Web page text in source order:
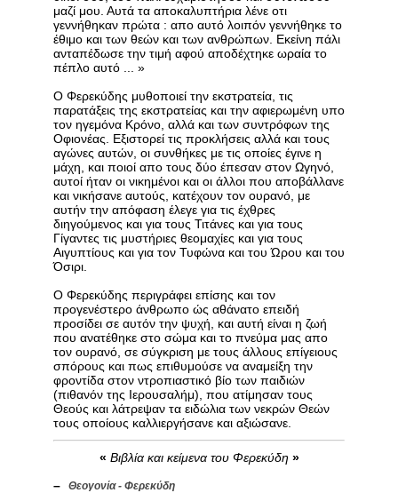
μαζί μου. Αυτά τα αποκαλυπτήρια λένε οτι
γεννήθηκαν πρώτα : απο αυτό λοιπόν γεννήθηκε το
έθιμο και των θεών και των ανθρώπων. Εκείνη πάλι
ανταπέδωσε την τιμή αφού αποδέχτηκε ωραία το
πέπλο αυτό ... »
Ο Φερεκύδης μυθοποιεί την εκστρατεία, τις
παρατάξεις της εκστρατείας και την αφιερωμένη υπο
τον ηγεμόνα Κρόνο, αλλά και των συντρόφων της
Οφιονέας. Εξιστορεί τις προκλήσεις αλλά και τους
αγώνες αυτών, οι συνθήκες με τις οποίες έγινε η
μάχη, και ποιοί απο τους δύο έπεσαν στον Ωγηνό,
αυτοί ήταν οι νικημένοι και οι άλλοι που αποβάλλανε
και νικήσανε αυτούς, κατέχουν τον ουρανό, με
αυτήν την απόφαση έλεγε για τις έχθρες
διηγούμενος και για τους Τιτάνες και για τους
Γίγαντες τις μυστήριες θεομαχίες και για τους
Αιγυπτίους και για τον Τυφώνα και του Ώρου και του
Όσιρι.
Ο Φερεκύδης περιγράφει επίσης και τον
προγενέστερο άνθρωπο ώς αθάνατο επειδή
προσίδει σε αυτόν την ψυχή, και αυτή είναι η ζωή
που ανατέθηκε στο σώμα και το πνεύμα μας απο
τον ουρανό, σε σύγκριση με τους άλλους επίγειους
σπόρους και πως επιθυμούσε να αναμείξη την
φροντίδα στον ντροπιαστικό βίο των παιδιών
(πιθανόν της Ιερουσαλήμ), που ατίμησαν τους
Θεούς και λάτρεψαν τα ειδώλια των νεκρών Θεών
τους οποίους καλλιεργήσανε και αξιώσανε.
« Βιβλία και κείμενα του Φερεκύδη »
–
Θεογονία - Φερεκύδη